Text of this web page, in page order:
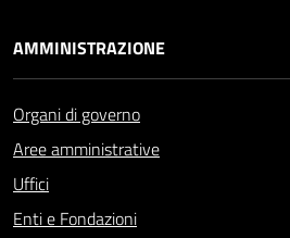
AMMINISTRAZIONE
Organi di governo
Aree amministrative
Uffici
Enti e Fondazioni